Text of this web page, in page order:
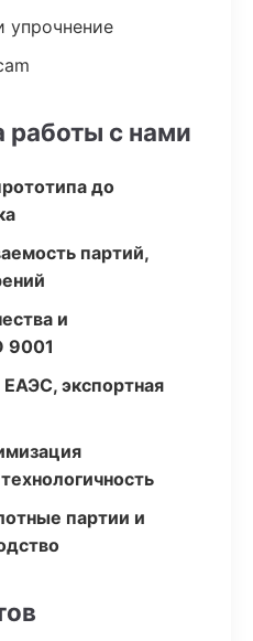
упрочнение
с нами
до
партий,
и
9001
экспортная
партии и